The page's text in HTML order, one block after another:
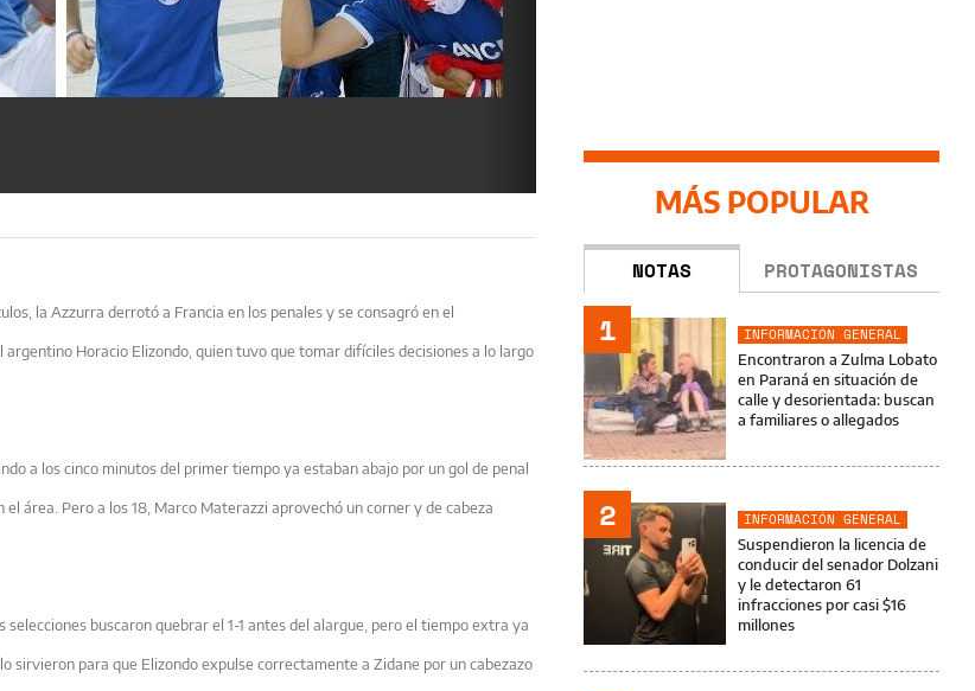
la Azzurra derrotó a Francia en los penales y se consagró en el
Horacio Elizondo, quien tuvo que tomar difíciles decisiones a lo largo
a los cinco minutos del primer tiempo ya estaban abajo por un gol de penal
área. Pero a los 18, Marco Materazzi aprovechó un corner y de cabeza
buscaron quebrar el 1-1 antes del alargue, pero el tiempo extra ya
sirvieron para que Elizondo expulse correctamente a Zidane por un cabezazo
MÁS POPULAR
NOTAS PROTAGONISTAS
1
INFORMACIÓN GENERAL
Encontraron a Zulma Lobato
en Paraná en situación de
calle y desorientada: buscan
a familiares o allegados
2
INFORMACIÓN GENERAL
Suspendieron la licencia de
conducir del senador Dolzani
y le detectaron 61
infracciones por casi $16
millones